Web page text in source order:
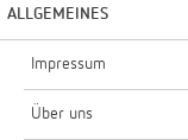
ALLGEMEINES
Impressum
Über uns